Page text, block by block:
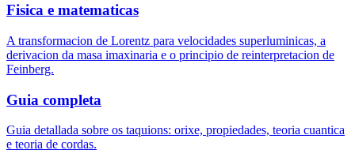
Fisica e matematicas
A transformacion de Lorentz para velocidades superluminicas, a
derivacion da masa imaxinaria e o principio de reinterpretacion de
Feinberg.
Guia completa
Guia detallada sobre os taquions: orixe, propiedades, teoria cuantica
e teoria de cordas.